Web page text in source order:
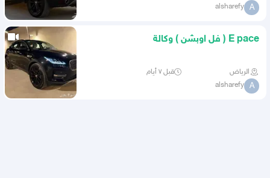
A
alsharefy
E pace ( فل اوبشن ) وكالة
الرياض قبل ٧ أيام
A
alsharefy